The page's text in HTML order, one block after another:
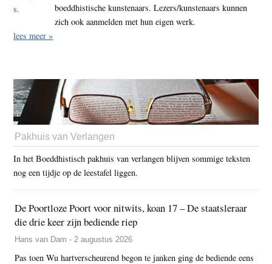
boeddhistische kunstenaars. Lezers/kunstenaars kunnen
zich ook aanmelden met hun eigen werk.
lees meer »
Pakhuis van Verlangen
In het Boeddhistisch pakhuis van verlangen blijven sommige teksten
nog een tijdje op de leestafel liggen.
De Poortloze Poort voor nitwits, koan 17 – De staatsleraar
die drie keer zijn bediende riep
Hans van Dam - 2 augustus 2026
Pas toen Wu hartverscheurend begon te janken ging de bediende eens